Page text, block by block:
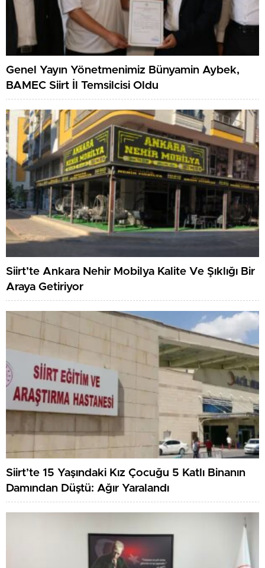
Genel Yayın Yönetmenimiz Bünyamin Aybek,
BAMEC Siirt İl Temsilcisi Oldu
Siirt’te Ankara Nehir Mobilya Kalite Ve Şıklığı Bir
Araya Getiriyor
Siirt’te 15 Yaşındaki Kız Çocuğu 5 Katlı Binanın
Damından Düştü: Ağır Yaralandı